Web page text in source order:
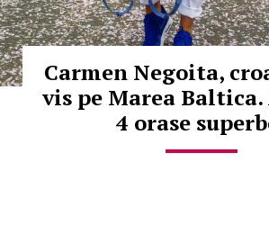
Carmen Negoita,
vis pe Marea
4 orase